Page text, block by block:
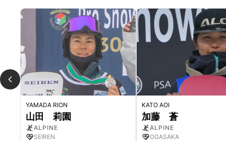
YAMADA RION
山田 莉園
ALPINE
SEIREN
KATO AOI
加藤 蒼
ALPINE
OGASAKA